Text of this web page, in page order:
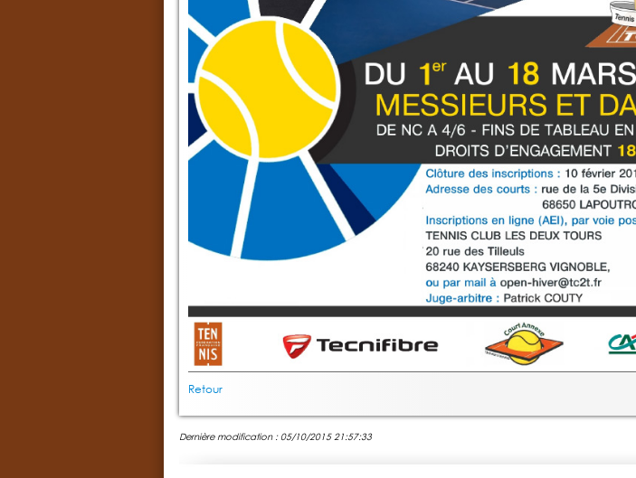
Retour
Dernière modification : 05/10/2015 21:57:33